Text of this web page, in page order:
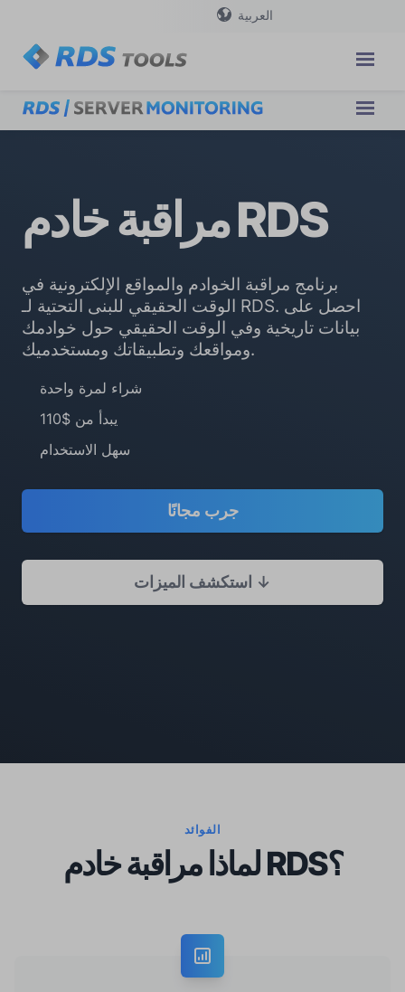
العربية
مراقبة خادم RDS
برنامج مراقبة الخوادم والمواقع الإلكترونية في
الوقت الحقيقي للبنى التحتية لـ RDS. احصل على
بيانات تاريخية وفي الوقت الحقيقي حول خوادمك
ومواقعك وتطبيقاتك ومستخدميك.
شراء لمرة واحدة
يبدأ من $110
سهل الاستخدام
جرب مجانًا
استكشف الميزات ↓
الفوائد
لماذا مراقبة خادم RDS؟